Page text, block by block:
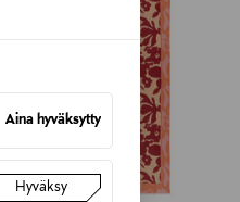
Aina hyväksytty
Hyväksy